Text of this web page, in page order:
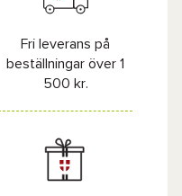
Fri leverans på
beställningar över 1
500 kr.